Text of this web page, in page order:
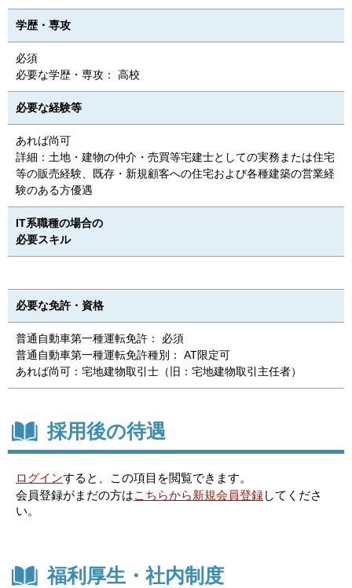
学歴・専攻
必須
必要な学歴・専攻： 高校
必要な経験等
あれば尚可
詳細：土地・建物の仲介・売買等宅建士としての実務または住宅
等の販売経験、既存・新規顧客への住宅および各種建築の営業経
験のある方優遇
IT系職種の場合の
必要スキル
必要な免許・資格
普通自動車第一種運転免許： 必須
普通自動車第一種運転免許種別： AT限定可
あれば尚可：宅地建物取引士（旧：宅地建物取引主任者）
採用後の待遇
ログインすると、この項目を閲覧できます。
会員登録がまだの方はこちらから新規会員登録してくださ
い。
福利厚生・社内制度